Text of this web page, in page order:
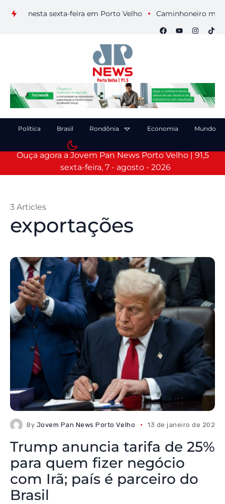
nesta sexta-feira em Porto Velho Caminhoneiro morre
Política Brasil Rondônia Economia Mundo
Ouça agora a Jovem Pan News Porto Velho | 91,5
sexta-feira, 7 - agosto - 2026
exportações
3 Articles
By Jovem Pan News Porto Velho 13 de janeiro de 2026
Trump anuncia tarifa de 25%
para quem fizer negócio
com Irã; país é parceiro do
Brasil